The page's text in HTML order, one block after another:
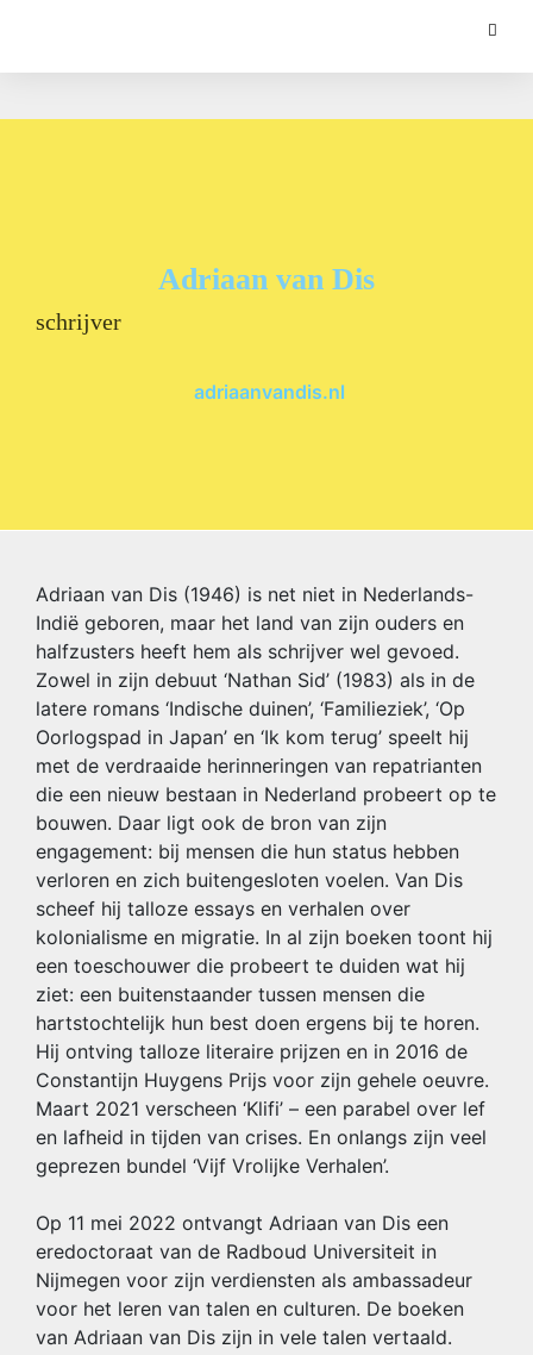
Adriaan van Dis
schrijver
adriaanvandis.nl
Adriaan van Dis (1946) is net niet in Nederlands-
Indië geboren, maar het land van zijn ouders en
halfzusters heeft hem als schrijver wel gevoed.
Zowel in zijn debuut ‘Nathan Sid’ (1983) als in de
latere romans ‘Indische duinen’, ‘Familieziek’, ‘Op
Oorlogspad in Japan’ en ‘Ik kom terug’ speelt hij
met de verdraaide herinneringen van repatrianten
die een nieuw bestaan in Nederland probeert op te
bouwen. Daar ligt ook de bron van zijn
engagement: bij mensen die hun status hebben
verloren en zich buitengesloten voelen. Van Dis
scheef hij talloze essays en verhalen over
kolonialisme en migratie. In al zijn boeken toont hij
een toeschouwer die probeert te duiden wat hij
ziet: een buitenstaander tussen mensen die
hartstochtelijk hun best doen ergens bij te horen.
Hij ontving talloze literaire prijzen en in 2016 de
Constantijn Huygens Prijs voor zijn gehele oeuvre.
Maart 2021 verscheen ‘Klifi’ – een parabel over lef
en lafheid in tijden van crises. En onlangs zijn veel
geprezen bundel ‘Vijf Vrolijke Verhalen’.
Op 11 mei 2022 ontvangt Adriaan van Dis een
eredoctoraat van de Radboud Universiteit in
Nijmegen voor zijn verdiensten als ambassadeur
voor het leren van talen en culturen. De boeken
van Adriaan van Dis zijn in vele talen vertaald.